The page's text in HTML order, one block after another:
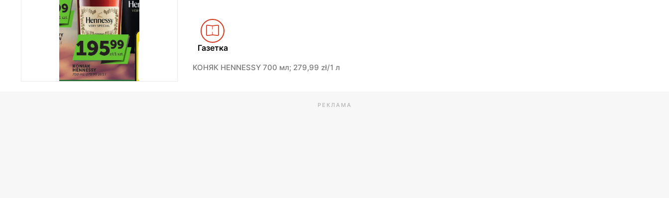
Газетка
КОНЯК HENNESSY 700 мл; 279,99 zł/1 л
РЕКЛАМА